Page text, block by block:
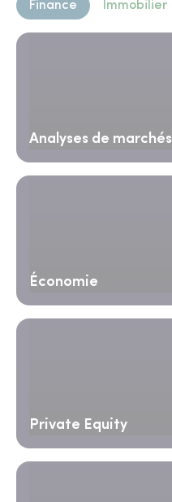
Finance Immobilier
Analyses de marchés
Économie
Private Equity